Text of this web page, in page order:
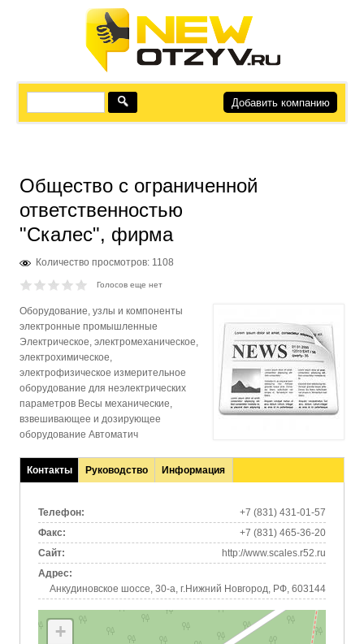
Добавить компанию
Общество с ограниченной
ответственностью
"Скалес", фирма
Количество просмотров: 1108
Голосов еще нет
Оборудование, узлы и компоненты
электронные промышленные
Электрическое, электромеханическое,
электрохимическое,
электрофизическое измерительное
оборудование для неэлектрических
параметров Весы механические,
взвешивающее и дозирующее
оборудование Автоматич
Контакты
(активная
Руководство Информация
Телефон:
+7 (831) 431-01-57
Факс:
+7 (831) 465-36-20
Сайт:
http://www.scales.r52.ru
Адрес:
Анкудиновское шоссе, 30-а, г.Нижний Новгород, РФ, 603144
+